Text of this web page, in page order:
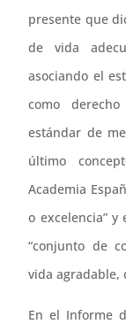
presente que
de vida
asociando el
como
estándar de
último
Academia
o excelencia”
“conjunto de
vida agradable,
En el Informe